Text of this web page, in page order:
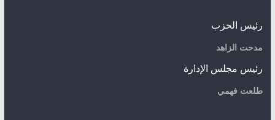
رئيس الحزب
مدحت الزاهد
رئيس مجلس الإدارة
طلعت فهمي